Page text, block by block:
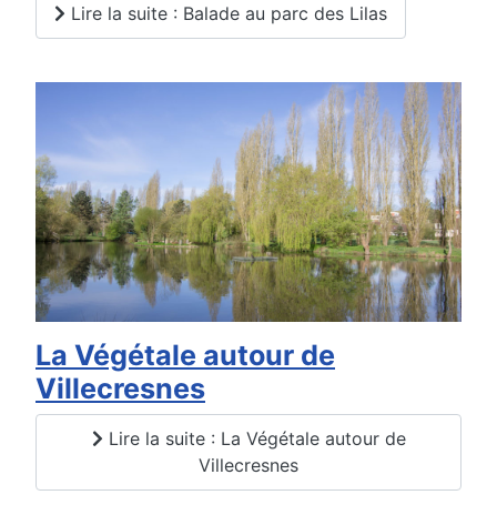
Lire la suite : Balade au parc des Lilas
La Végétale autour de
Villecresnes
Lire la suite : La Végétale autour de
Villecresnes